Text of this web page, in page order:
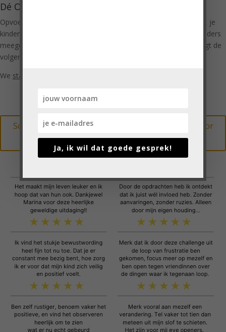
Dé OpvoedChallenge
Opvoeden wordt leuker, jij wordt een relaxter moeder of vader, je
kinderen vinden het fijner thuis. Inmiddels hebben duizenden ouders
meegedaan met Dé OpvoedChallenge en meer dan de helft zegt de
volgende keer weer mee te willen doen!
We starten slechts eenmaal per jaar
Schrijf je hier vrijblijvend in voor de wachtlijst voor
de volgende editie
Ja, ik wil dat goede gesprek!